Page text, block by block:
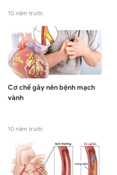
10 năm trước
Cơ chế gây nên bệnh mạch
vành
10 năm trước